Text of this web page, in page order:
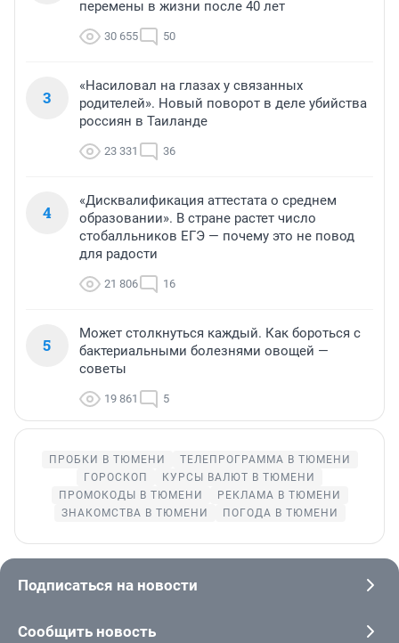
перемены в жизни после 40 лет
30 655 50
3
«Насиловал на глазах у связанных
родителей». Новый поворот в деле убийства
россиян в Таиланде
23 331 36
4
«Дисквалификация аттестата о среднем
образовании». В стране растет число
стобалльников ЕГЭ — почему это не повод
для радости
21 806 16
5
Может столкнуться каждый. Как бороться с
бактериальными болезнями овощей —
советы
19 861 5
ПРОБКИ В ТЮМЕНИ
ТЕЛЕПРОГРАММА В ТЮМЕНИ
ГОРОСКОП
КУРСЫ ВАЛЮТ В ТЮМЕНИ
ПРОМОКОДЫ В ТЮМЕНИ
РЕКЛАМА В ТЮМЕНИ
ЗНАКОМСТВА В ТЮМЕНИ
ПОГОДА В ТЮМЕНИ
Подписаться на новости
Сообщить новость